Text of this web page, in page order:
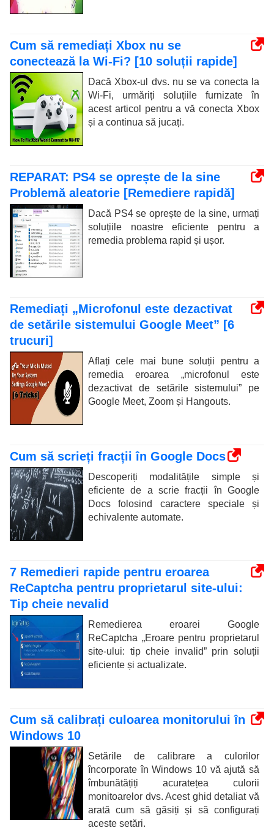
Cum să remediați Xbox nu se
conectează la Wi-Fi? [10 soluții rapide]
Dacă Xbox-ul dvs. nu se va conecta la
Wi-Fi, urmăriți soluțiile furnizate în
acest articol pentru a vă conecta Xbox
și a continua să jucați.
REPARAT: PS4 se oprește de la sine
Problemă aleatorie [Remediere rapidă]
Dacă PS4 se oprește de la sine, urmați
soluțiile noastre eficiente pentru a
remedia problema rapid și ușor.
Remediați „Microfonul este dezactivat
de setările sistemului Google Meet” [6
trucuri]
Aflați cele mai bune soluții pentru a
remedia eroarea „microfonul este
dezactivat de setările sistemului” pe
Google Meet, Zoom și Hangouts.
Cum să scrieți fracții în Google Docs
Descoperiți modalitățile simple și
eficiente de a scrie fracții în Google
Docs folosind caractere speciale și
echivalente automate.
7 Remedieri rapide pentru eroarea
ReCaptcha pentru proprietarul site-ului:
Tip cheie nevalid
Remedierea eroarei Google
ReCaptcha „Eroare pentru proprietarul
site-ului: tip cheie invalid” prin soluții
eficiente și actualizate.
Cum să calibrați culoarea monitorului în
Windows 10
Setările de calibrare a culorilor
încorporate în Windows 10 vă ajută să
îmbunătățiți acuratețea culorii
monitoarelor dvs. Acest ghid detaliat vă
arată cum să găsiți și să configurați
aceste setări.